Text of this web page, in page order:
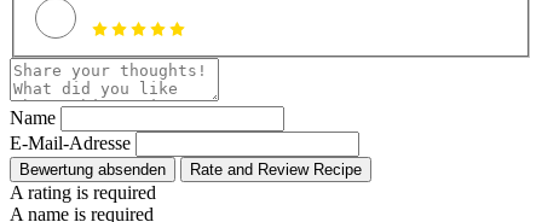
Name
E-Mail-Adresse
Bewertung absenden Rate and Review Recipe
A rating is required
A name is required